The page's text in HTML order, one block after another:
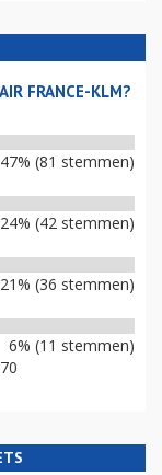
FRANCE-KLM?
47% (81 stemmen)
24% (42 stemmen)
21% (36 stemmen)
6% (11 stemmen)